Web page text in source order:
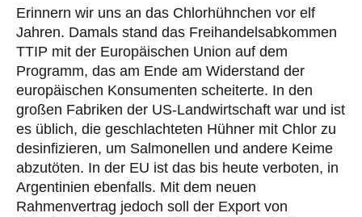
Erinnern wir uns an das Chlorhühnchen vor elf
Jahren. Damals stand das Freihandelsabkommen
TTIP mit der Europäischen Union auf dem
Programm, das am Ende am Widerstand der
europäischen Konsumenten scheiterte. In den
großen Fabriken der US-Landwirtschaft war und ist
es üblich, die geschlachteten Hühner mit Chlor zu
desinfizieren, um Salmonellen und andere Keime
abzutöten. In der EU ist das bis heute verboten, in
Argentinien ebenfalls. Mit dem neuen
Rahmenvertrag jedoch soll der Export von